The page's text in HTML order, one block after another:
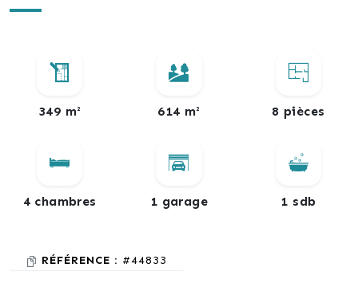
349 m² 614 m² 8 pièces
4 chambres 1 garage 1 sdb
RÉFÉRENCE : #44833